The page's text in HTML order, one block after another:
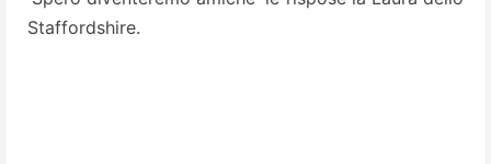
Staffordshire.